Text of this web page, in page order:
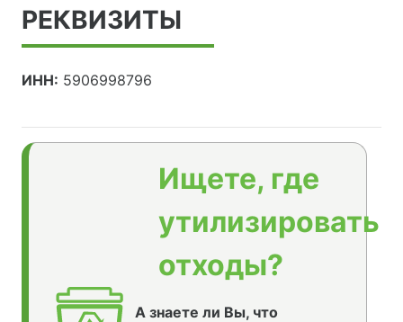
РЕКВИЗИТЫ
ИНН: 5906998796
Ищете, где
утилизировать
отходы?
А знаете ли Вы, что